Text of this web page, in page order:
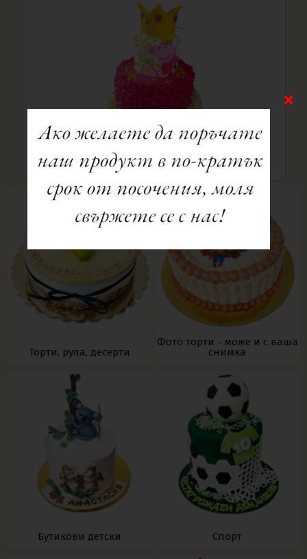
103.79 €
Торти, рула, десерти
Фото торти - може и с ваша
снимка
Бутикови детски Спорт